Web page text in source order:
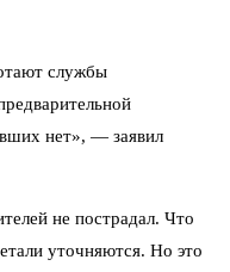
службы
нет», — заявил
не пострадал. Что
уточняются. Но это